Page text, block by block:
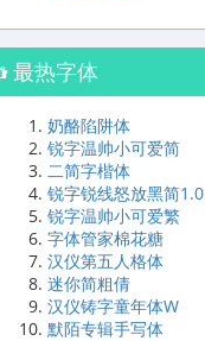
最热字体
奶酪陷阱体
锐字温帅小可爱简
二简字楷体
锐字锐线怒放黑简1.0
锐字温帅小可爱繁
字体管家棉花糖
汉仪第五人格体
迷你简粗倩
汉仪铸字童年体W
默陌专辑手写体